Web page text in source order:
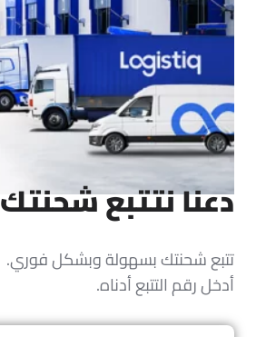
دعنا نتتبع شحنتك
تتبع شحنتك بسهولة وبشكل فوري.
أدخل رقم التتبع أدناه.